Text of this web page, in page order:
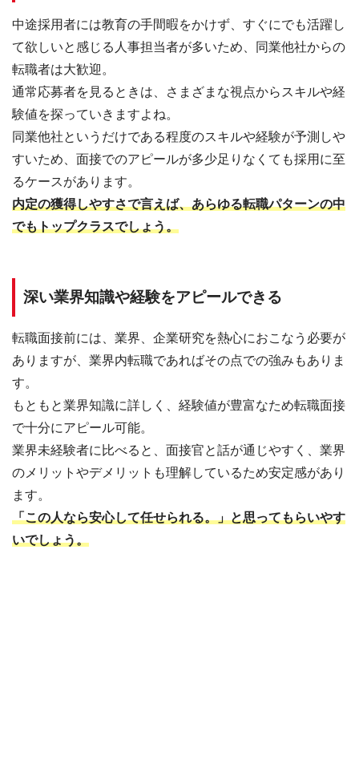
中途採用者には教育の手間暇をかけず、すぐにでも活躍し
て欲しいと感じる人事担当者が多いため、同業他社からの
転職者は大歓迎。
通常応募者を見るときは、さまざまな視点からスキルや経
験値を探っていきますよね。
同業他社というだけである程度のスキルや経験が予測しや
すいため、面接でのアピールが多少足りなくても採用に至
るケースがあります。
内定の獲得しやすさで言えば、あらゆる転職パターンの中
でもトップクラスでしょう。
深い業界知識や経験をアピールできる
転職面接前には、業界、企業研究を熱心におこなう必要が
ありますが、業界内転職であればその点での強みもありま
す。
もともと業界知識に詳しく、経験値が豊富なため転職面接
で十分にアピール可能。
業界未経験者に比べると、面接官と話が通じやすく、業界
のメリットやデメリットも理解しているため安定感があり
ます。
「この人なら安心して任せられる。」と思ってもらいやす
いでしょう。